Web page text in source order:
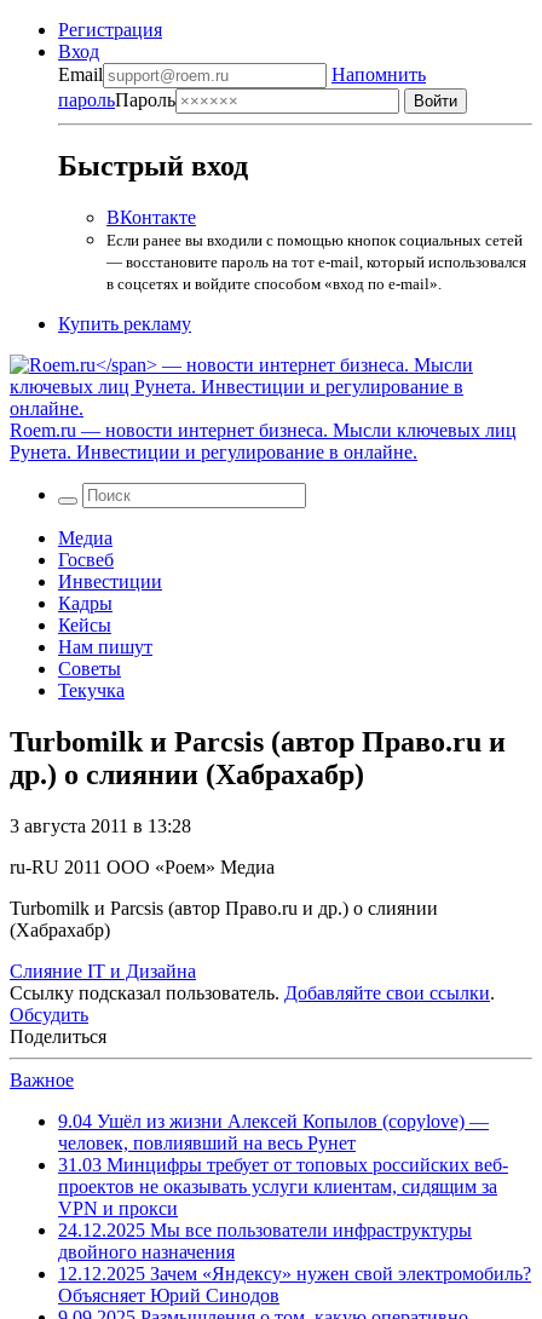
Регистрация
Вход
Email
Напомнить
парольПароль
Быстрый вход
ВКонтакте
Если ранее вы входили с помощью кнопок социальных сетей
— восстановите пароль на тот e-mail, который использовался
в соцсетях и войдите способом «вход по e-mail».
Купить рекламу
Roem.ru — новости интернет бизнеса. Мысли ключевых лиц
Рунета. Инвестиции и регулирование в онлайне.
Медиа
Госвеб
Инвестиции
Кадры
Кейсы
Нам пишут
Советы
Текучка
Turbomilk и Parcsis (автор Право.ru и
др.) о слиянии (Хабрахабр)
3 августа 2011 в 13:28
ru-RU 2011 ООО «Роем» Медиа
Turbomilk и Parcsis (автор Право.ru и др.) о слиянии
(Хабрахабр)
Слияние IT и Дизайна
Ссылку подсказал пользователь. Добавляйте свои ссылки.
Обсудить
Поделиться
Важное
9.04 Ушёл из жизни Алексей Копылов (copylove) —
человек, повлиявший на весь Рунет
31.03 Минцифры требует от топовых российских веб-
проектов не оказывать услуги клиентам, сидящим за
VPN и прокси
24.12.2025 Мы все пользователи инфраструктуры
двойного назначения
12.12.2025 Зачем «Яндексу» нужен свой электромобиль?
Объясняет Юрий Синодов